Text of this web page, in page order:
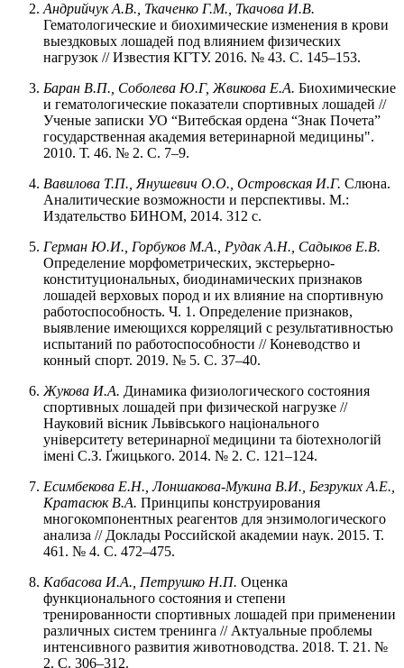
Андрийчук А.В., Ткаченко Г.М., Ткачова И.В.
Гематологические и биохимические изменения в крови
выездковых лошадей под влиянием физических
нагрузок // Известия КГТУ. 2016. № 43. С. 145–153.
Баран В.П., Соболева Ю.Г, Жвикова Е.А. Биохимические
и гематологические показатели спортивных лошадей //
Ученые записки УО “Витебская ордена “Знак Почета”
государственная академия ветеринарной медицины".
2010. Т. 46. № 2. С. 7–9.
Вавилова Т.П., Янушевич О.О., Островская И.Г. Слюна.
Аналитические возможности и перспективы. М.:
Издательство БИНОМ, 2014. 312 с.
Герман Ю.И., Горбуков М.А., Рудак А.Н., Садыков Е.В.
Определение морфометрических, экстерьерно-
конституциональных, биодинамических признаков
лошадей верховых пород и их влияние на спортивную
работоспособность. Ч. 1. Определение признаков,
выявление имеющихся корреляций с результативностью
испытаний по работоспособности // Коневодство и
конный спорт. 2019. № 5. С. 37–40.
Жукова И.А. Динамика физиологического состояния
спортивных лошадей при физической нагрузке //
Науковий вісник Львівського національного
університету ветеринарної медицини та біотехнологій
імені С.З. Ґжицького. 2014. № 2. С. 121–124.
Есимбекова Е.Н., Лоншакова-Мукина В.И., Безруких А.Е.,
Кратасюк В.А. Принципы конструирования
многокомпонентных реагентов для энзимологического
анализа // Доклады Российской академии наук. 2015. Т.
461. № 4. С. 472–475.
Кабасова И.А., Петрушко Н.П. Оценка
функционального состояния и степени
тренированности спортивных лошадей при применении
различных систем тренинга // Актуальные проблемы
интенсивного развития животноводства. 2018. Т. 21. №
2. С. 306–312.